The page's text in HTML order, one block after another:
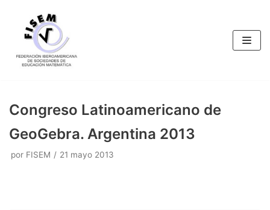
Saltar
contenido
Congreso Latinoamericano de
GeoGebra. Argentina 2013
por FISEM 21 mayo 2013